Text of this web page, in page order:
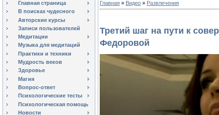
Главная страница
В поисках чудесного
Авторские курсы
Записи пользователей
Медитации
Музыка для медитаций
Практики и техники
Мудрость веков
Здоровье
Магия
Вопрос-ответ
Психологические тесты
Психологическая помощь
Новости
Главная » Видео » Развлечения
Третий шаг на пути к
Федоровой